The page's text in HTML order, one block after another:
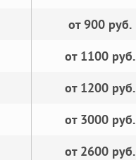
от 900 руб.
от 1100 руб.
от 1200 руб.
от 3000 руб.
от 2600 руб.